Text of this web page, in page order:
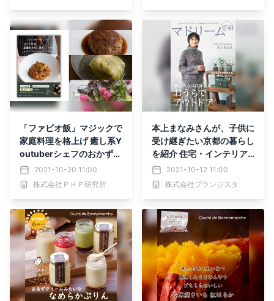
「ファビオ飯」マジックで
家庭料理を格上げ 癒し系Y
outuberシェフのおかずレ
シピ集2021-10-20 11:00
株式会社ＰＨＰ研究所
本上まなみさんが、子供に
受け継ぎたい京都の暮らし
を紹介 住宅・インテリア
電子雑誌『マドリーム』V
ol.40公開
2021-10-12 11:00
株式会社ブランジスタ